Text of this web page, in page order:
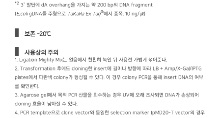
*2 3’ 말단에 dA overhang을 가지는 약 200 bp의 DNA fragment
(E.coligDNA를 주형으로 TaKaRa Ex Taq®에서 증폭, 10 ng/㎕)
보존 -20℃
사용상의 주의
1. Ligation Mighty Mix는 얼음에서 천천히 녹인 뒤 사용전 가볍게 섞어준다.
2. Transformation 후에도 cloning한 insert에 길이나 방향에 따라 LB + Amp/X-Gal/IPTG
plates에서 파란색 colony가 형성될 수 있다. 이 경우 colony PCR을 통해 insert DNA의 여부
를 확인한다.
3. Agarose gel에서 목적 PCR 산물을 회수하는 경우 UV에 오래 조사되면 DNA가 손상되어
cloning 효율이 낮아질 수 있다.
4. PCR template으로 clone vector와 동일한 selection marker (pMD20-T vector의 경우